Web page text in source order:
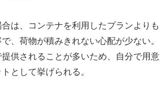
は、コンテナを利用したプランよりも
、荷物が積みきれない心配が少ない。
供されることが多いため、自分で用意
として挙げられる。